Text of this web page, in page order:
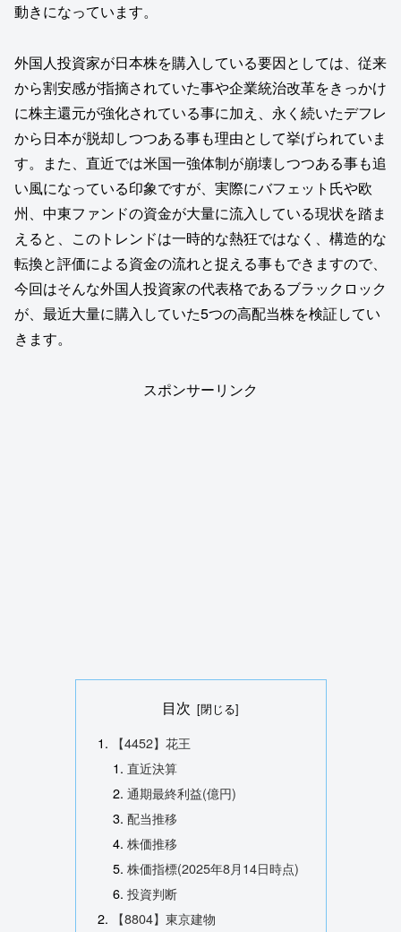
動きになっています。
外国人投資家が日本株を購入している要因としては、従来
から割安感が指摘されていた事や企業統治改革をきっかけ
に株主還元が強化されている事に加え、永く続いたデフレ
から日本が脱却しつつある事も理由として挙げられていま
す。また、直近では米国一強体制が崩壊しつつある事も追
い風になっている印象ですが、実際にバフェット氏や欧
州、中東ファンドの資金が大量に流入している現状を踏ま
えると、このトレンドは一時的な熱狂ではなく、構造的な
転換と評価による資金の流れと捉える事もできますので、
今回はそんな外国人投資家の代表格であるブラックロック
が、最近大量に購入していた5つの高配当株を検証してい
きます。
スポンサーリンク
目次
【4452】花王
直近決算
通期最終利益(億円)
配当推移
株価推移
株価指標(2025年8月14日時点)
投資判断
【8804】東京建物